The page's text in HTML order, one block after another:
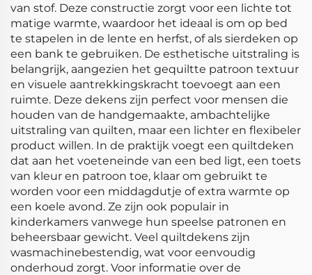
van stof. Deze constructie zorgt voor een lichte tot
matige warmte, waardoor het ideaal is om op bed
te stapelen in de lente en herfst, of als sierdeken op
een bank te gebruiken. De esthetische uitstraling is
belangrijk, aangezien het gequiltte patroon textuur
en visuele aantrekkingskracht toevoegt aan een
ruimte. Deze dekens zijn perfect voor mensen die
houden van de handgemaakte, ambachtelijke
uitstraling van quilten, maar een lichter en flexibeler
product willen. In de praktijk voegt een quiltdeken
dat aan het voeteneinde van een bed ligt, een toets
van kleur en patroon toe, klaar om gebruikt te
worden voor een middagdutje of extra warmte op
een koele avond. Ze zijn ook populair in
kinderkamers vanwege hun speelse patronen en
beheersbaar gewicht. Veel quiltdekens zijn
wasmachinebestendig, wat voor eenvoudig
onderhoud zorgt. Voor informatie over de